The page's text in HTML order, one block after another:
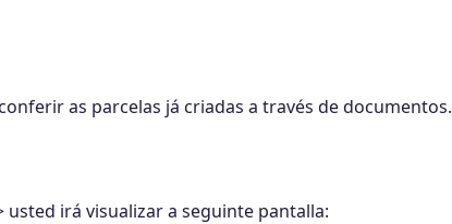
as parcelas já criadas a través de documentos.
usted irá visualizar a seguinte pantalla: